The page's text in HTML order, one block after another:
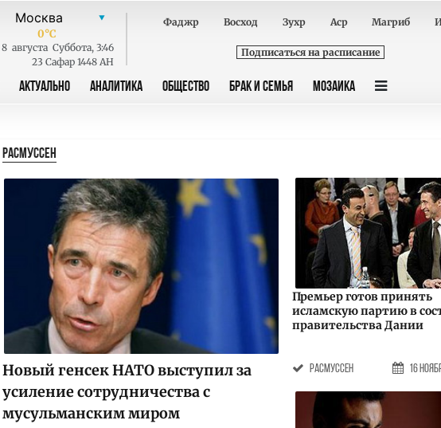
0°C
8 августа Суббота, 3:46
23 Сафар 1448 AH
Фаджр Восход Зухр Аср Магриб
Подписаться на расписание
АКТУАЛЬНО АНАЛИТИКА ОБЩЕСТВО БРАК И СЕМЬЯ МОЗАИКА
РАСМУССЕН
Новый генсек НАТО выступил за
усиление сотрудничества с
мусульманским миром
Премьер готов принять
исламскую партию в
правительства Дании
расмуссен 16